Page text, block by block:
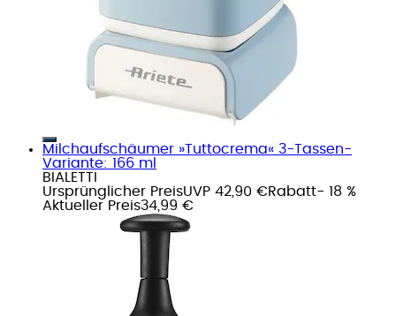
Milchaufschäumer »Tuttocrema« 3-Tassen-
Variante: 166 ml
BIALETTI
Ursprünglicher PreisUVP 42,90 €Rabatt- 18 %
Aktueller Preis34,99 €